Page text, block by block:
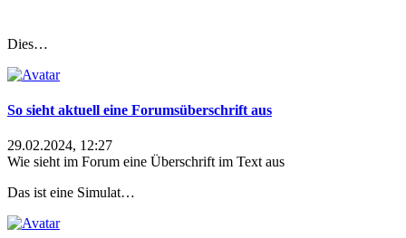
Dies…
So sieht aktuell eine Forumsüberschrift aus
29.02.2024, 12:27
Wie sieht im Forum eine Überschrift im Text aus
Das ist eine Simulat…